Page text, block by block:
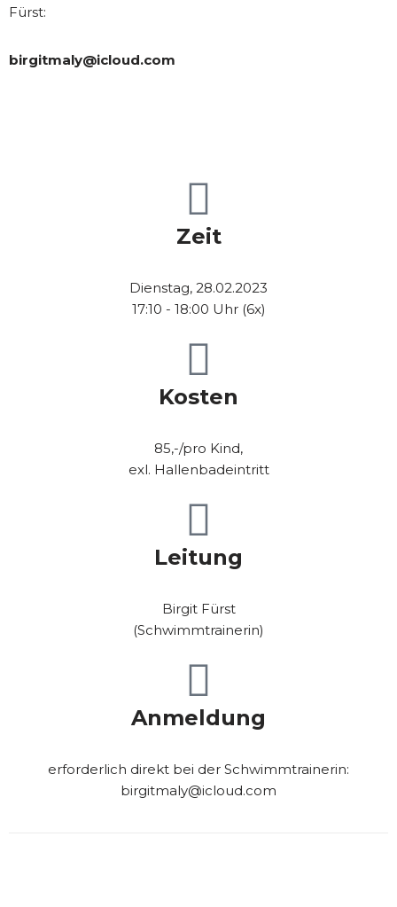
Fürst:
birgitmaly@icloud.com
Zeit
Dienstag, 28.02.2023
17:10 - 18:00 Uhr (6x)
Kosten
85,-/pro Kind,
exl. Hallenbadeintritt
Leitung
Birgit Fürst
(Schwimmtrainerin)
Anmeldung
erforderlich direkt bei der Schwimmtrainerin:
birgitmaly@icloud.com